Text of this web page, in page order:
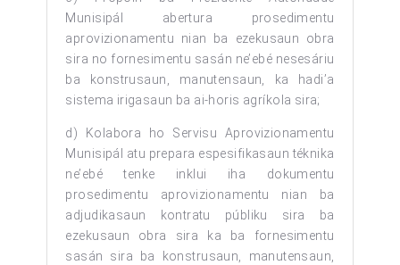
Munisipál abertura prosedimentu
aprovizionamentu nian ba ezekusaun obra
sira no fornesimentu sasán ne’ebé nesesáriu
ba konstrusaun, manutensaun, ka hadi’a
sistema irigasaun ba ai-horis agríkola sira;
d) Kolabora ho Servisu Aprovizionamentu
Munisipál atu prepara espesifikasaun téknika
ne’ebé tenke inklui iha dokumentu
prosedimentu aprovizionamentu nian ba
adjudikasaun kontratu públiku sira ba
ezekusaun obra sira ka ba fornesimentu
sasán sira ba konstrusaun, manutensaun,